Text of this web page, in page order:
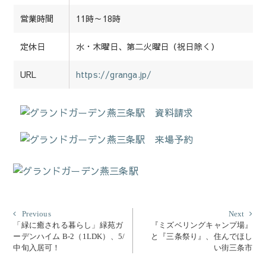
営業時間 11時～18時
定休日 水・木曜日、第二火曜日（祝日除く）
URL https://granga.jp/
投
稿
ナ
PreviousPrevious
post:
「緑に癒される暮らし」緑苑ガ
ーデンハイム B-2（1LDK）、5/
中旬入居可！
Next
『ミズベリングキャンプ場』
と『三条祭り』、住んでほし
い街三条市